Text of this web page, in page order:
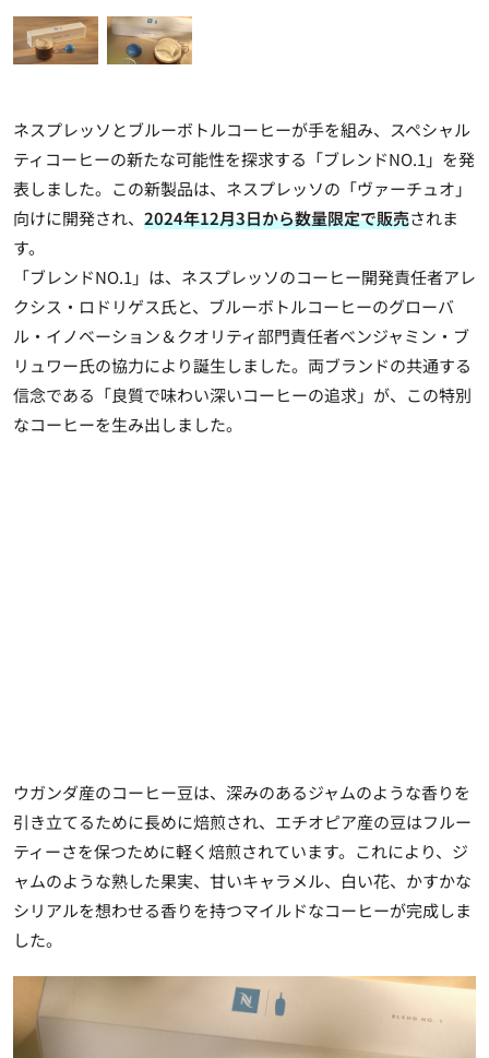
ネスプレッソとブルーボトルコーヒーが手を組み、スペシャル
ティコーヒーの新たな可能性を探求する「ブレンドNO.1」を発
表しました。この新製品は、ネスプレッソの「ヴァーチュオ」
向けに開発され、 2024年12月3日から数量限定で販売されま
す。
「ブレンドNO.1」は、ネスプレッソのコーヒー開発責任者アレ
クシス・ロドリゲス氏と、ブルーボトルコーヒーのグローバ
ル・イノベーション＆クオリティ部門責任者ベンジャミン・ブ
リュワー氏の協力により誕生しました。両ブランドの共通する
信念である「良質で味わい深いコーヒーの追求」が、この特別
なコーヒーを生み出しました。
ウガンダ産のコーヒー豆は、深みのあるジャムのような香りを
引き立てるために長めに焙煎され、エチオピア産の豆はフルー
ティーさを保つために軽く焙煎されています。これにより、ジ
ャムのような熟した果実、甘いキャラメル、白い花、かすかな
シリアルを想わせる香りを持つマイルドなコーヒーが完成しま
した。